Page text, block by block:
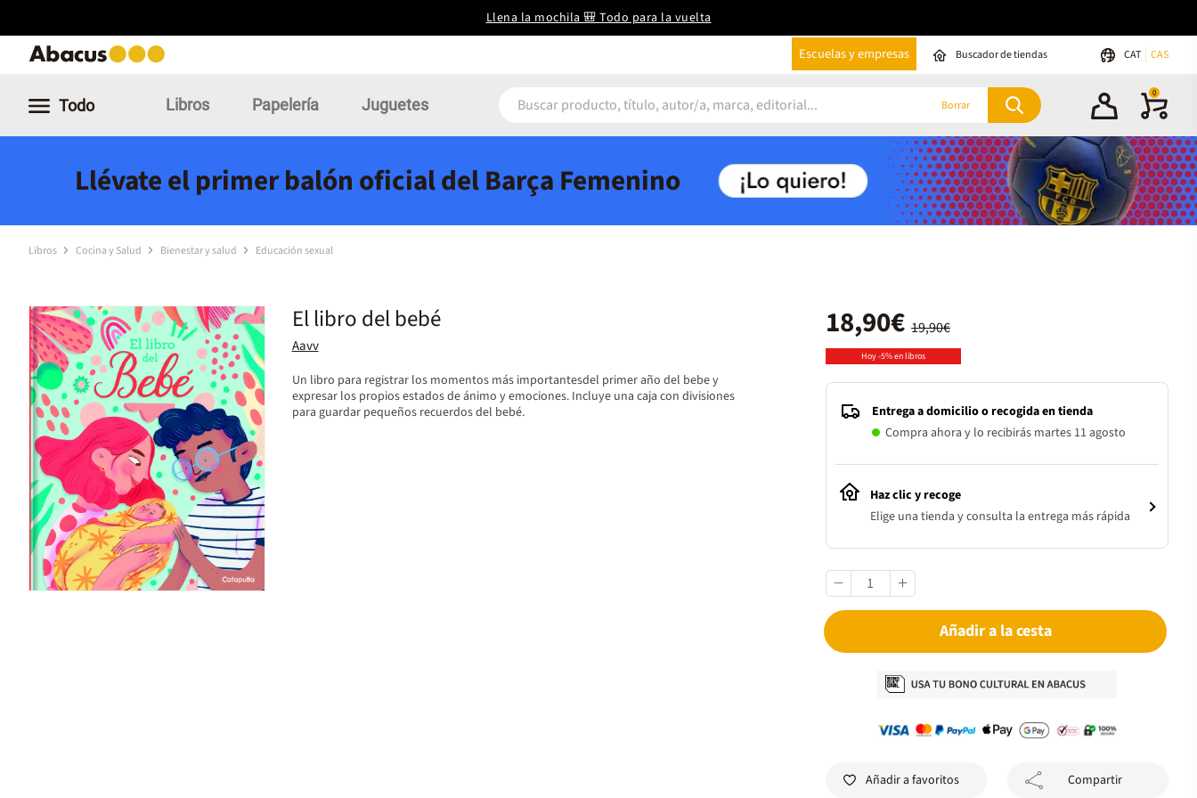
Llena la mochila 🎒 Todo para la vuelta
Escuelas y empresas Buscador de tiendas CAT CAS
Todo Libros Papelería Juguetes Borrar
0
Llévate el primer balón oficial del Barça Femenino
Libros Cocina y Salud Bienestar y salud Educación sexual
El libro del bebé
Aavv
Un libro para registrar los momentos más importantesdel primer año del bebe y
expresar los propios estados de ánimo y emociones. Incluye una caja con divisiones
para guardar pequeños recuerdos del bebé.
19,90€
18,90€
Hoy -5% en libros
Entrega a domicilio o recogida en tienda
Compra ahora y lo recibirás martes 11 agosto
Haz clic y recoge
Elige una tienda y consulta la entrega más rápida
Añadir a la cesta
Añadir a favoritos Compartir